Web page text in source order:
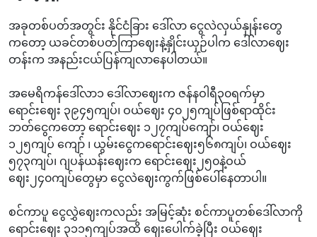
အခုတစ်ပတ်အတွင်း နိုင်ငံခြား ဒေါ်လာ ငွေလဲလှယ်နှုန်းတွေ
ကတော့ ယခင်တစ်ပတ်ကြာဈေးနဲ့နှိုင်းယှဉ်ပါက ဒေါ်လာဈေး
တန်းက အနည်းငယ်ပြန်ကျလာနေပါတယ်။
အမေရိကန်ဒေါ်လာ၁‌ ဒေါ်လာဈေးက ဇန်နဝါရီ၃၀ရက်မှာ
ရောင်းဈေး ၃၉၄၅ကျပ်၊ ဝယ်ဈေး ၄၀၂၅ကျပ်ဖြစ်ရာထိုင်း
ဘတ်ငွေကတော့ ရောင်းဈေး ၁၂၇ကျပ်ကျော်၊ ဝယ်ဈေး
၁၂၅ကျပ် ကျော် ၊ ယွမ်းငွေကရောင်းဈေး၅၆၈ကျပ်၊ ဝယ်ဈေး
၅၇၃ကျပ်၊ ဂျပန်ယန်းဈေးက ရောင်းဈေး၂၅၀နဲ့ဝယ်
ဈေး၂၄၀ကျပ်တွေမှာ ငွေလဲဈေးကွက်ဖြစ်ပေါ်နေတာပါ။
စင်ကာပူ ငွေလွှဲဈေးကလည်း အမြင့်ဆုံး စင်ကာပူတစ်ဒေါ်လာကို
ရောင်းဈေး ၃၁၁၅ကျပ်အထိ ဈေးပေါက်ခဲ့ပြီး ဝယ်ဈေး